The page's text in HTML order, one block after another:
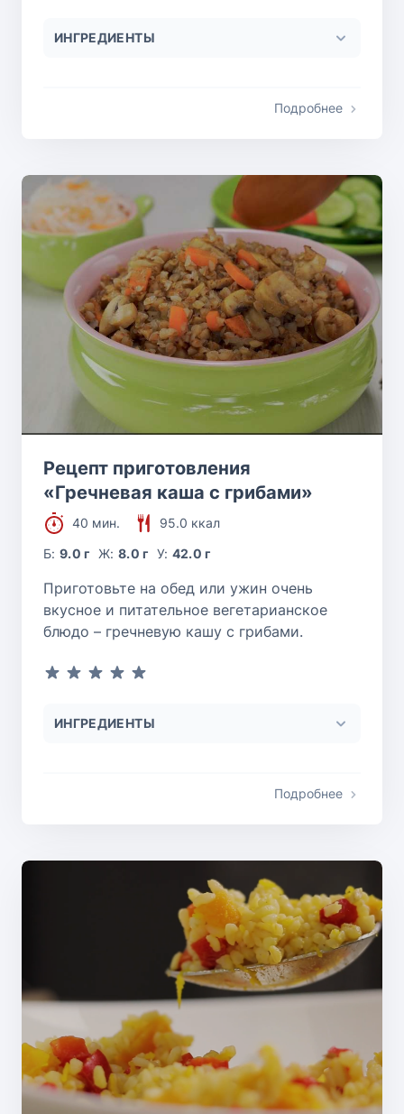
ИНГРЕДИЕНТЫ
Подробнее
Рецепт приготовления
«Гречневая каша с грибами»
40 мин.
95.0 ккал
Б:9.0 г Ж: 8.0 г У: 42.0 г
Приготовьте на обед или ужин очень
вкусное и питательное вегетарианское
блюдо – гречневую кашу с грибами.
ИНГРЕДИЕНТЫ
Подробнее